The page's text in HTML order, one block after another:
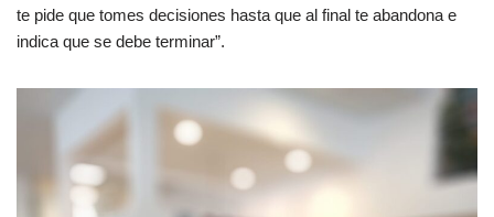
te pide que tomes decisiones hasta que al final te abandona e
indica que se debe terminar”.